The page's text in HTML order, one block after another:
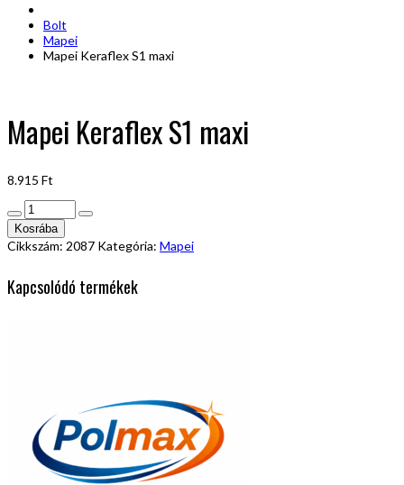
Bolt
Mapei
Mapei Keraflex S1 maxi
Mapei Keraflex S1 maxi
8.915 Ft
Mapei
Keraflex
S1
maxi
Kosrába
Cikkszám: 2087 Kategória: Mapei
Kapcsolódó termékek